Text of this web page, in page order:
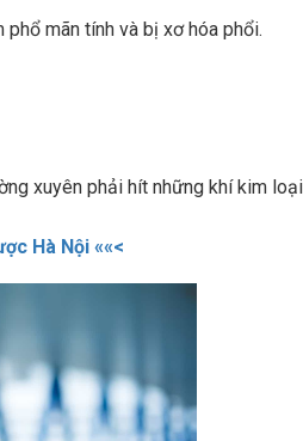
mãn tính và bị xơ hóa phổi.
xuyên phải hít những khí kim loại
Hà Nội ««<